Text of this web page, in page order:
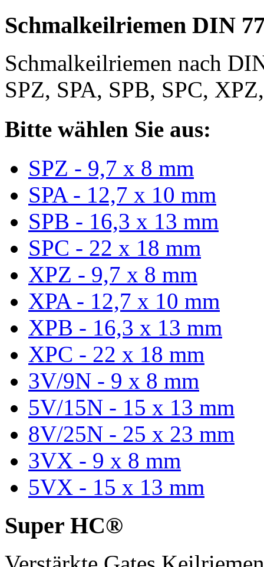
Schmalkeilriemen DIN
Schmalkeilriemen nach
SPZ, SPA, SPB, SPC,
Bitte wählen Sie aus:
SPZ - 9,7 x 8 mm
SPA - 12,7 x 10 mm
SPB - 16,3 x 13 mm
SPC - 22 x 18 mm
XPZ - 9,7 x 8 mm
XPA - 12,7 x 10 mm
XPB - 16,3 x 13 mm
XPC - 22 x 18 mm
3V/9N - 9 x 8 mm
5V/15N - 15 x 13 mm
8V/25N - 25 x 23 mm
3VX - 9 x 8 mm
5VX - 15 x 13 mm
Super HC®